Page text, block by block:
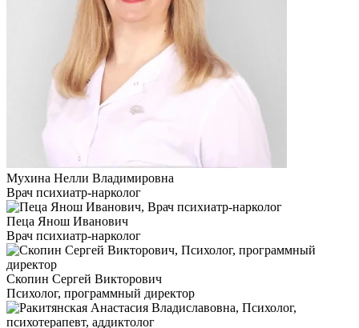
Мухина Нелли Владимировна
Врач психиатр-нарколог
Пеца Янош Иванович
Врач психиатр-нарколог
Скопин Сергей Викторович
Психолог, программный директор